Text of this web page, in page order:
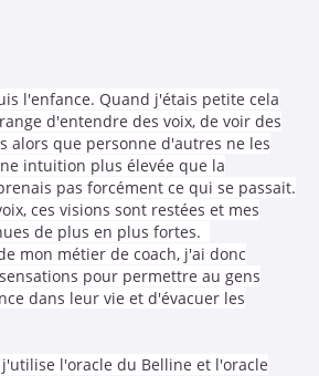
l'enfance. Quand j'étais petite cela
d'entendre des voix, de voir des
alors que personne d'autres ne les
intuition plus élevée que la
pas forcément ce qui se passait.
ces visions sont restées et mes
de plus en plus fortes.
mon métier de coach, j'ai donc
pour permettre au gens
dans leur vie et d'évacuer les
j'utilise l'oracle du Belline et l'oracle